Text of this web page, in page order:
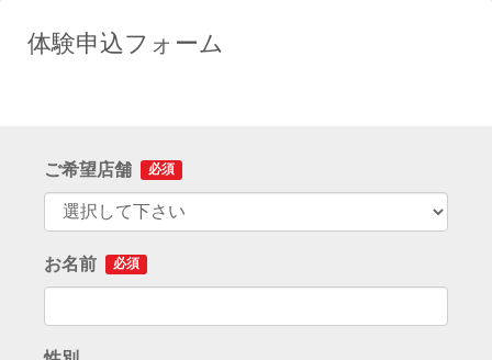
体験申込フォーム
ご希望店舗 必須
お名前 必須